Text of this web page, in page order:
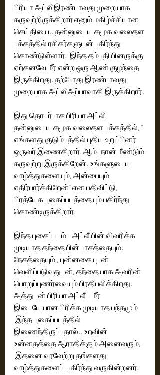
பிரியா அட்லீ இரண்டாவது முறையாக
கருவுற்றிருக்கிறார் எனும் மகிழ்ச்சியான
செய்தியை.. தன்னுடைய சமூக வலைதள
பக்கத்தில் ரசிகர்களுடன் பகிர்ந்து
கொண்டுள்ளார்.  இந்த தம்பதியினருக்கு
ஏற்கனவே மீர் என்ற ஒரு ஆண் குழந்தை
இருக்கிறது. தற்போது இரண்டாவது
முறையாக அட்லீ அப்பாவாகி இருக்கிறார்.
இது தொடர்பாக பிரியா அட்லி
தன்னுடைய சமூக வலைதள பக்கத்தில், ''
எங்களது குடும்பத்தில் புதிய உறுப்பினர்
ஒருவர் இணைகிறார். ஆம்! நான் மீண்டும்
கருவுற்று இருக்கிறேன். உங்களுடைய
வாழ்த்துகளையும், அன்பையும்
எதிர்பார்க்கிறேன்'' என பதிவிட்டு,
பிரத்யேக புகைப்படத்தையும் பகிர்ந்து
கொண்டிருக்கிறார்.
இந்த புகைப்படம்-  அட்லீயின் விவரிக்க
முடியாத தந்தையின் பாசத்தையும்,
நேசத்தையும் , புன்னகையுடன்
வெளிப்படுவதுடன், தந்தையாக அவரின்
பொறுப்புணர்வையும் பிரதிபலிக்கிறது.
அத்துடன் பிரியா அட்லீ - மீர்
இடையேயான பிரிக்க முடியாத பந்தமும்
இந்த புகைப்படத்தில்
இணைந்திருப்பதால்.. உறவின்
உன்னதத்தை ஆராதிக்கும் அனைவரும்,
இதனை வரவேற்று தங்களது
வாழ்த்துகளைப்  பகிர்ந்து வருகின்றனர்.